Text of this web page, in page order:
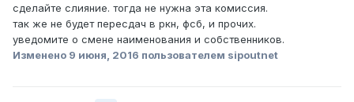
сделайте слияние. тогда не нужна эта комиссия.
так же не будет пересдач в ркн, фсб, и прочих.
уведомите о смене наименования и собственников.
Изменено 9 июня, 2016 пользователем sipoutnet